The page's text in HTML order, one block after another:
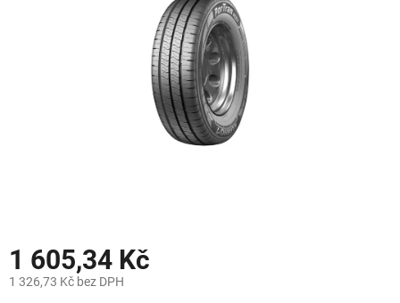
1 605,34 Kč
1 326,73 Kč bez DPH